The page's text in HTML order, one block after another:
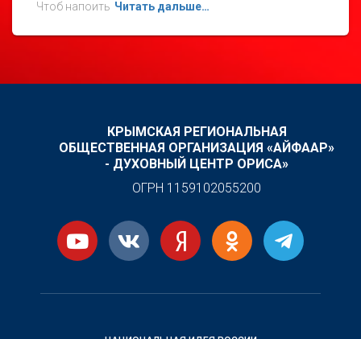
Чтоб напоить Читать дальше…
КРЫМСКАЯ РЕГИОНАЛЬНАЯ
ОБЩЕСТВЕННАЯ ОРГАНИЗАЦИЯ «АЙФААР»
- ДУХОВНЫЙ ЦЕНТР ОРИСА»
ОГРН 1159102055200